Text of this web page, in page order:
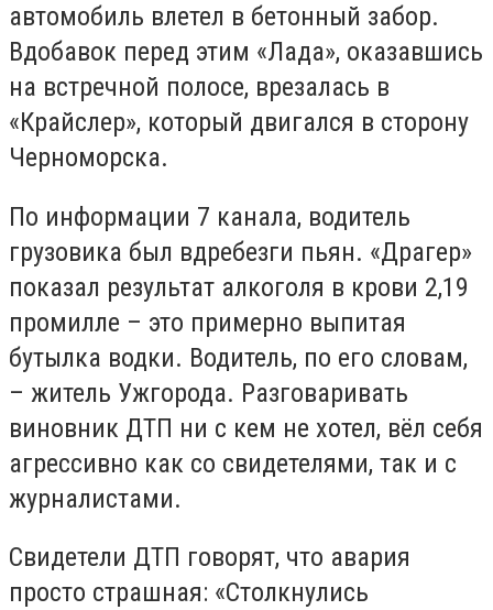
автомобиль влетел в бетонный забор.
Вдобавок перед этим «Лада», оказавшись
на встречной полосе, врезалась в
«Крайслер», который двигался в сторону
Черноморска.
По информации 7 канала, водитель
грузовика был вдребезги пьян. «Драгер»
показал результат алкоголя в крови 2,19
промилле – это примерно выпитая
бутылка водки. Водитель, по его словам,
– житель Ужгорода. Разговаривать
виновник ДТП ни с кем не хотел, вёл себя
агрессивно как со свидетелями, так и с
журналистами.
Свидетели ДТП говорят, что авария
просто страшная: «Столкнулись